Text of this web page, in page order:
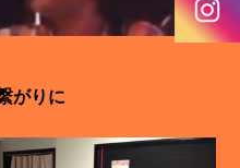
がりに